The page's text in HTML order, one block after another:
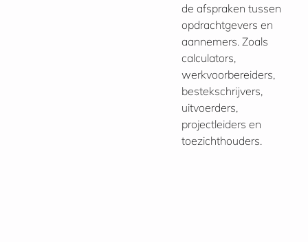
de afspraken tussen
opdrachtgevers en
aannemers. Zoals
calculators,
werkvoorbereiders,
bestekschrijvers,
uitvoerders,
projectleiders en
toezichthouders.